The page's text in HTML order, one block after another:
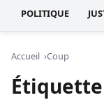
POLITIQUE
Accueil Coup